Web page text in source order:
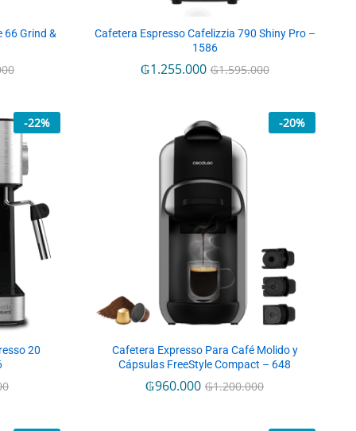
66 Grind &
Cafetera Espresso Cafelizzia 790 Shiny Pro –
1586
₲1.255.000 ₲1.595.000
₲1.255.000 ₲1.595.000
-22%
20
-20%
Cafetera Expresso Para Café Molido y
Cápsulas FreeStyle Compact – 648
₲960.000 ₲1.200.000
₲960.000 ₲1.200.000